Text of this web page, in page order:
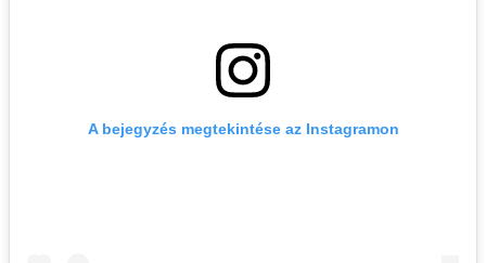
A bejegyzés megtekintése az Instagramon